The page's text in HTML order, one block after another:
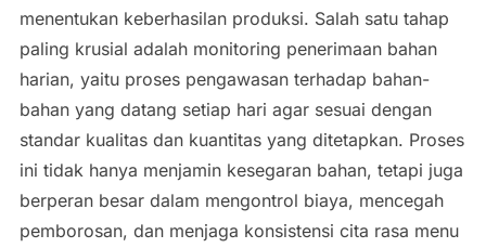
menentukan keberhasilan produksi. Salah satu tahap
paling krusial adalah monitoring penerimaan bahan
harian, yaitu proses pengawasan terhadap bahan-
bahan yang datang setiap hari agar sesuai dengan
standar kualitas dan kuantitas yang ditetapkan. Proses
ini tidak hanya menjamin kesegaran bahan, tetapi juga
berperan besar dalam mengontrol biaya, mencegah
pemborosan, dan menjaga konsistensi cita rasa menu